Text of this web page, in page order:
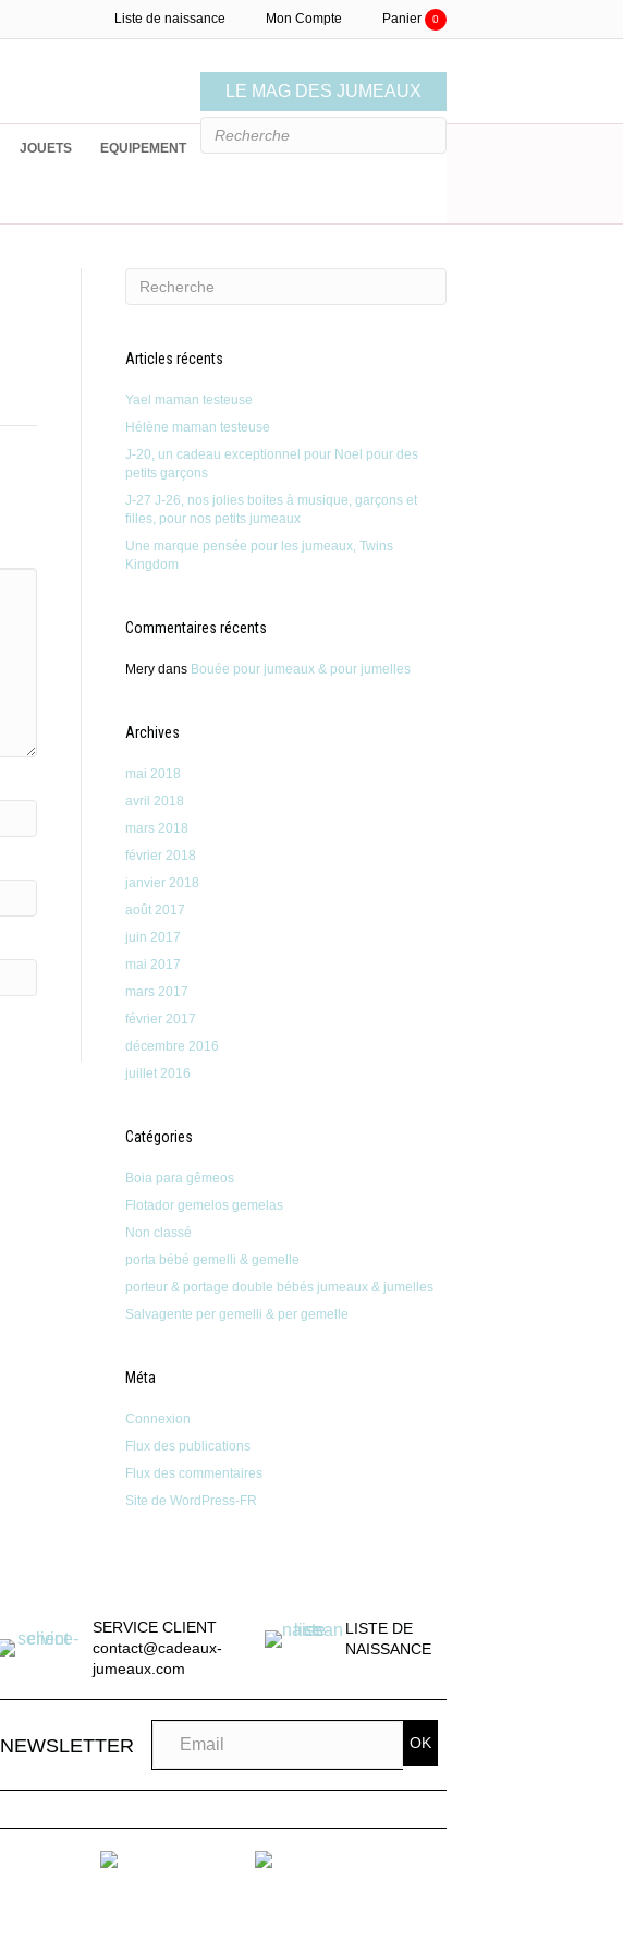
Liste de naissance Mon Compte Panier 0
LE MAG DES JUMEAUX
JOUETS EQUIPEMENT
Articles récents
Yael maman testeuse
Hélène maman testeuse
J-20, un cadeau exceptionnel pour Noel pour des
petits garçons
J-27 J-26, nos jolies boites à musique, garçons et
filles, pour nos petits jumeaux
Une marque pensée pour les jumeaux, Twins
Kingdom
Commentaires récents
Mery dans Bouée pour jumeaux & pour jumelles
Archives
mai 2018
avril 2018
mars 2018
février 2018
janvier 2018
août 2017
juin 2017
mai 2017
mars 2017
février 2017
décembre 2016
juillet 2016
Catégories
Boia para gêmeos
Flotador gemelos gemelas
Non classé
porta bébé gemelli & gemelle
porteur & portage double bébés jumeaux & jumelles
Salvagente per gemelli & per gemelle
Méta
Connexion
Flux des publications
Flux des commentaires
Site de WordPress-FR
SERVICE CLIENT
contact@cadeaux-
jumeaux.com
LISTE DE
NAISSANCE
NEWSLETTER OK